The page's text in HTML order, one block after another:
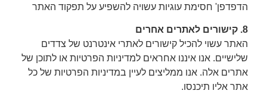
הדפדפן' חסימת עוגיות עשויה להשפיע על תפקוד האתר
8. קישורים לאתרים אחרים
האתר עשוי להכיל קישורים לאתרי אינטרנט של צדדים
שלישיים. אנו איננו אחראים למדיניות הפרטיות או לתוכן של
אתרים אלה. אנו ממליצים לעיין במדיניות הפרטיות של כל
אתר אליו תיכנסו.